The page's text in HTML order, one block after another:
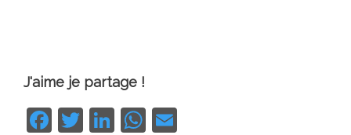
J'aime je partage !
Facebook
Twitter
LinkedIn
WhatsApp